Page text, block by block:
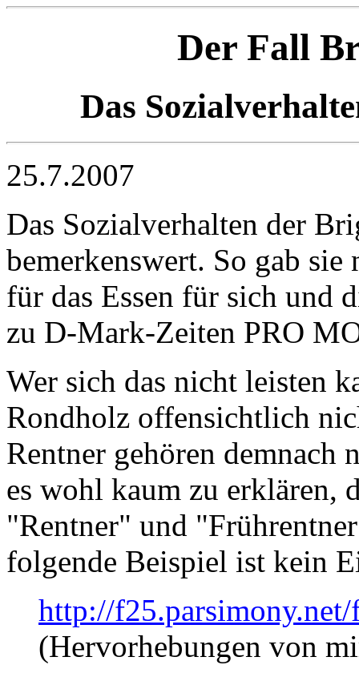
Der Fall
Das
25.7.2007
Das Sozialverhalten der
bemerkenswert. So gab
für das Essen für sich und
zu D-Mark-Zeiten PRO
Wer sich das nicht leisten
Rondholz offensichtlich
Rentner gehören demnach
es wohl kaum zu erklären,
"Rentner" und
folgende Beispiel ist kein
http://
(Hervorhebungen von